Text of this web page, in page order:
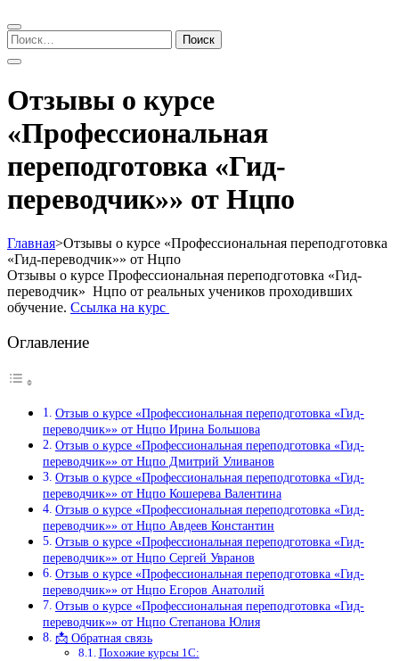
Найти:
Отзывы о курсе
«Профессиональная
переподготовка «Гид-
переводчик»» от Нцпо
Главная>Отзывы о курсе «Профессиональная переподготовка
«Гид-переводчик»» от Нцпо
Отзывы о курсе Профессиональная переподготовка «Гид-
переводчик» Нцпо от реальных учеников проходивших
обучение. Ссылка на курс
Оглавление
Отзыв о курсе «Профессиональная переподготовка «Гид-
переводчик»» от Нцпо Ирина Большова
Отзыв о курсе «Профессиональная переподготовка «Гид-
переводчик»» от Нцпо Дмитрий Уливанов
Отзыв о курсе «Профессиональная переподготовка «Гид-
переводчик»» от Нцпо Кошерева Валентина
Отзыв о курсе «Профессиональная переподготовка «Гид-
переводчик»» от Нцпо Авдеев Константин
Отзыв о курсе «Профессиональная переподготовка «Гид-
переводчик»» от Нцпо Сергей Увранов
Отзыв о курсе «Профессиональная переподготовка «Гид-
переводчик»» от Нцпо Егоров Анатолий
Отзыв о курсе «Профессиональная переподготовка «Гид-
переводчик»» от Нцпо Степанова Юлия
📩 Обратная связь
Похожие курсы 1С: